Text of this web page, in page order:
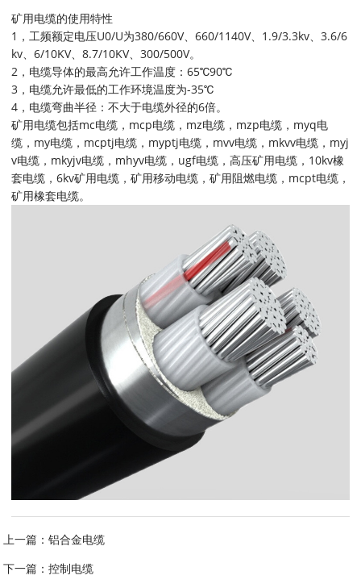
矿用电缆的使用特性
1，工频额定电压U0/U为380/660V、660/1140V、1.9/3.3kv、3.6/6
kv、6/10KV、8.7/10KV、300/500V。
2，电缆导体的最高允许工作温度：65℃90℃
3，电缆允许最低的工作环境温度为-35℃
4，电缆弯曲半径：不大于电缆外径的6倍。
矿用电缆包括mc电缆，mcp电缆，mz电缆，mzp电缆，myq电
缆，my电缆，mcptj电缆，myptj电缆，mvv电缆，mkvv电缆，myj
v电缆，mkyjv电缆，mhyv电缆，ugf电缆，高压矿用电缆，10kv橡
套电缆，6kv矿用电缆，矿用移动电缆，矿用阻燃电缆，mcpt电缆，
矿用橡套电缆。
上一篇： 铝合金电缆
下一篇： 控制电缆